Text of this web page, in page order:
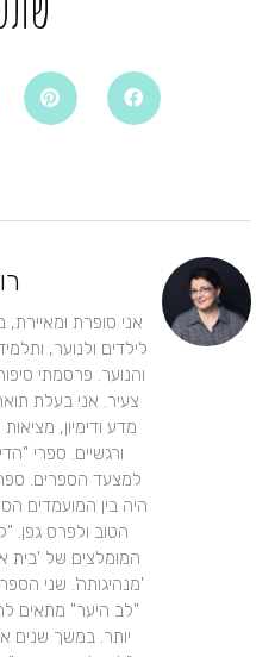
אני סופרת ומאיירת,
לילדים ולנוער,
והנוער. פרסמתי
צעיר. אני בעלת תואר
מדע ודימיון, מציאות
ורגשיים. ספרי
למצעד הספרים.
היה בין המועמדים
הטוב ולפרס גפן.
המומלצים של 'בית
'מנהיגותה'. שני
"לב היער" מתאים
יותר. במשך שנים